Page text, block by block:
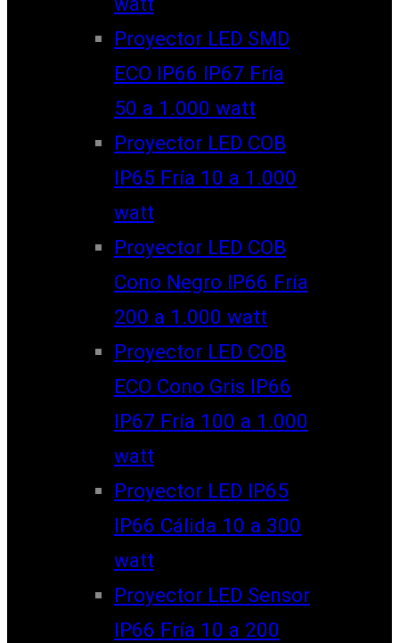
Proyector LED SMD
ECO IP66 IP67 Fría
50 a 1.000 watt
Proyector LED COB
IP65 Fría 10 a 1.000
watt
Proyector LED COB
Cono Negro IP66 Fría
200 a 1.000 watt
Proyector LED COB
ECO Cono Gris IP66
IP67 Fría 100 a 1.000
watt
Proyector LED IP65
IP66 Cálida 10 a 300
watt
Proyector LED Sensor
IP66 Fría 10 a 200